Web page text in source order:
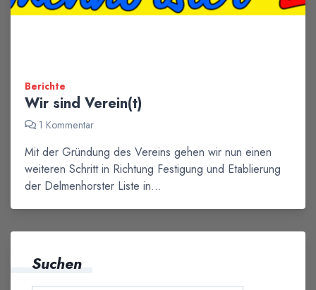
Berichte
Wir sind Verein(t)
1 Kommentar
Mit der Gründung des Vereins gehen wir nun einen
weiteren Schritt in Richtung Festigung und Etablierung
der Delmenhorster Liste in…
Suchen